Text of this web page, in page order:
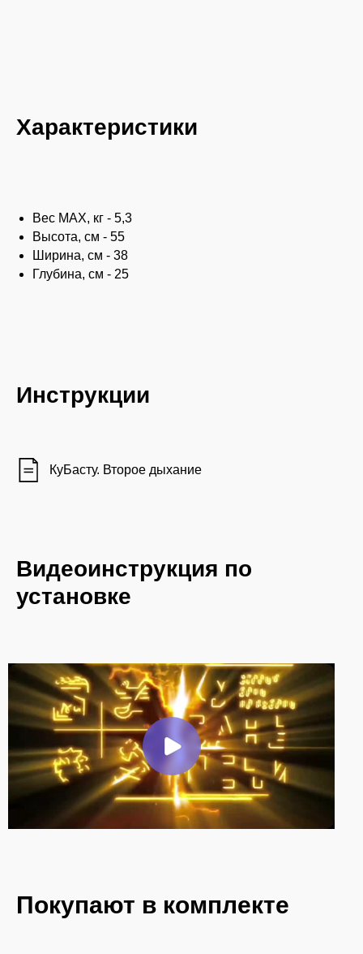
Характеристики
Вес МАХ, кг - 5,3
Высота, см - 55
Ширина, см - 38
Глубина, см - 25
Инструкции
КуБасту. Второе дыхание
Видеоинструкция по
установке
Покупают в комплекте